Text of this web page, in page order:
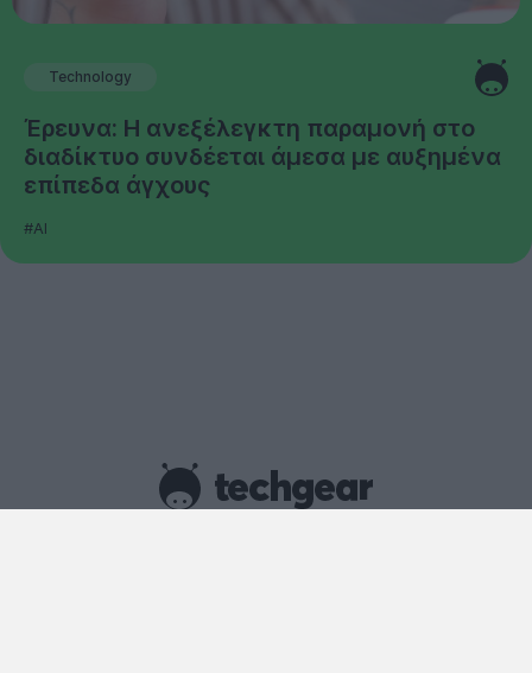
Technology
Έρευνα: Η ανεξέλεγκτη παραμονή στο
διαδίκτυο συνδέεται άμεσα με αυξημένα
επίπεδα άγχους
#AI